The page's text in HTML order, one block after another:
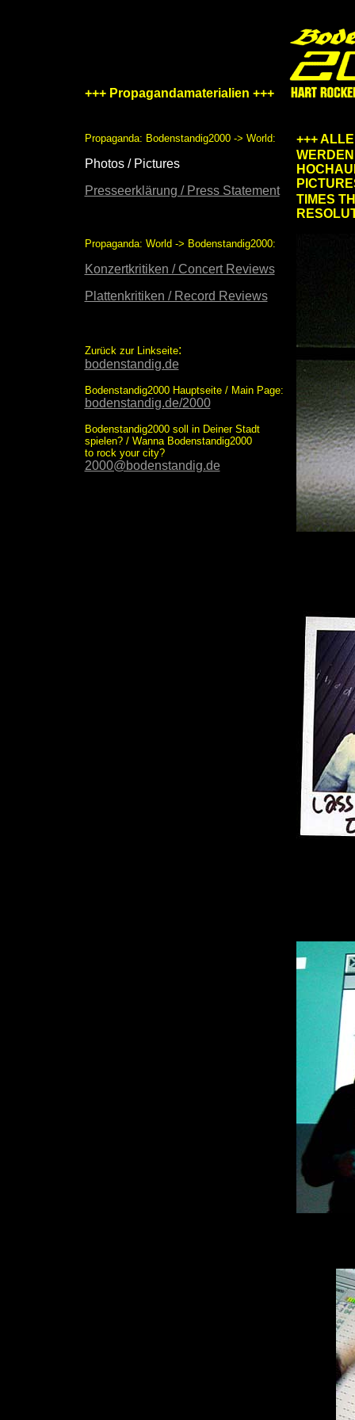
+++ Propagandamaterialien +++
Propaganda: Bodenstandig2000 -> World:
Photos / Pictures
Presseerklärung / Press Statement
Propaganda: World -> Bodenstandig2000:
Konzertkritiken / Concert Reviews
Plattenkritiken / Record Reviews
Zurück zur Linkseite:
bodenstandig.de
Bodenstandig2000 Hauptseite / Main Page:
bodenstandig.de/2000
Bodenstandig2000 soll in Deiner Stadt
spielen? / Wanna Bodenstandig2000
to rock your city?
2000@bodenstandig.de
+++
TIMES